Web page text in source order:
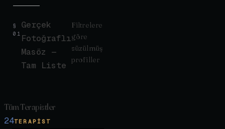
§
01
Gerçek
Fotoğraflı
Masöz —
Tam Liste
Filtrelere
göre
süzülmüş
profiller
Tüm Terapistler
24TERAPIST